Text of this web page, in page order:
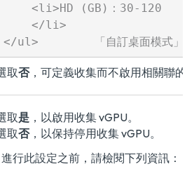
    <li>HD (GB)：30-120
    </li>
取否，可定義收集而不啟用相關聯的
取是 ，以啟用收集 vGPU。
取否，以保持停用收集 vGPU。
進行此設定之前，請檢閱下列資訊：